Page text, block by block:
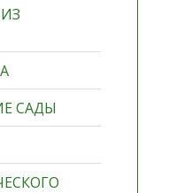
САДЫ